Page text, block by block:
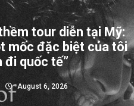
tour diễn tại Mỹ:
mốc đặc biệt của tôi
quốc tế”
August 6, 2026